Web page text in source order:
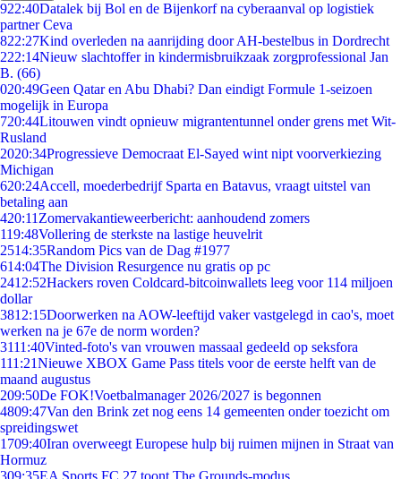
922:40Datalek bij Bol en de Bijenkorf na cyberaanval op logistiek
partner Ceva
822:27Kind overleden na aanrijding door AH-bestelbus in Dordrecht
222:14Nieuw slachtoffer in kindermisbruikzaak zorgprofessional Jan
B. (66)
020:49Geen Qatar en Abu Dhabi? Dan eindigt Formule 1-seizoen
mogelijk in Europa
720:44Litouwen vindt opnieuw migrantentunnel onder grens met Wit-
Rusland
2020:34Progressieve Democraat El-Sayed wint nipt voorverkiezing
Michigan
620:24Accell, moederbedrijf Sparta en Batavus, vraagt uitstel van
betaling aan
420:11 Zomervakantieweerbericht: aanhoudend zomers
119:48Vollering de sterkste na lastige heuvelrit
2514:35Random Pics van de Dag #1977
614:04The Division Resurgence nu gratis op pc
2412:52Hackers roven Coldcard-bitcoinwallets leeg voor 114 miljoen
dollar
3812:15Doorwerken na AOW-leeftijd vaker vastgelegd in cao's, moet
werken na je 67e de norm worden?
3111:40Vinted-foto's van vrouwen massaal gedeeld op seksfora
111:21Nieuwe XBOX Game Pass titels voor de eerste helft van de
maand augustus
209:50De FOK!Voetbalmanager 2026/2027 is begonnen
4809:47Van den Brink zet nog eens 14 gemeenten onder toezicht om
spreidingswet
1709:40Iran overweegt Europese hulp bij ruimen mijnen in Straat van
Hormuz
309:35EA Sports FC 27 toont The Grounds-modus